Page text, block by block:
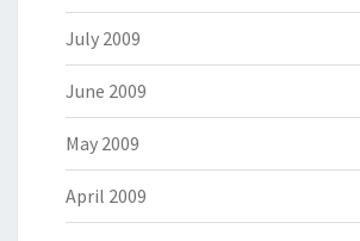
July 2009
June 2009
May 2009
April 2009